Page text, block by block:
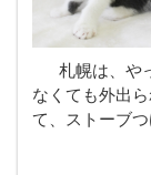
札幌は、やっ
なくても外出
て、ストーブ